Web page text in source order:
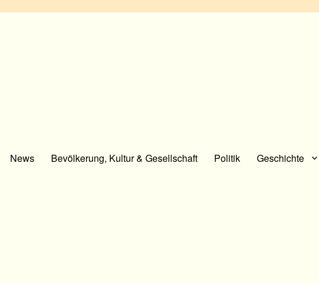
News Bevölkerung, Kultur & Gesellschaft Politik Geschichte